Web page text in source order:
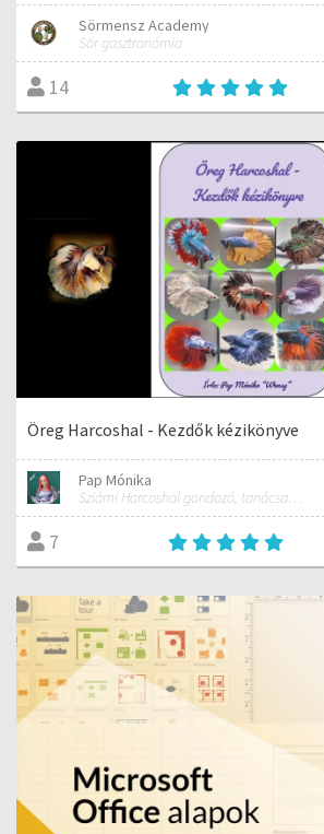
Sörmensz Academy
Sör gasztronómia
14
Öreg Harcoshal - Kezdők kézikönyve
Pap Mónika
Sziámi Harcoshal gondozó, tanácsadó, kereskedő
7